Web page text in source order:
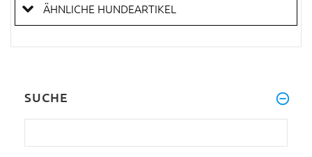
ÄHNLICHE HUNDEARTIKEL
SUCHE